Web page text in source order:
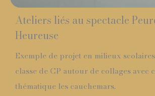
Ateliers liés au spectacle
Heureuse
Exemple de projet en milieux
classe de CP autour de collages avec
thématique les cauchemars.